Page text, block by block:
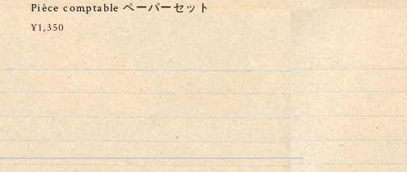
Pièce comptable ペーパーセット
¥1,350